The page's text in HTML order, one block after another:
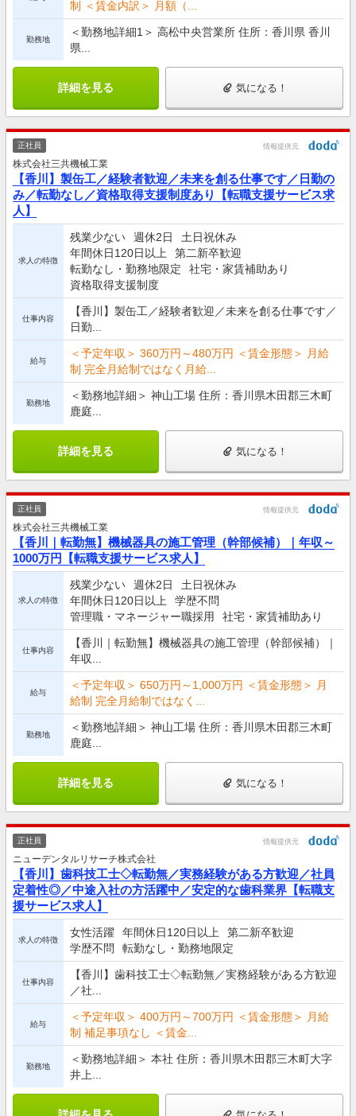
制 ＜賃金内訳＞ 月額（...
勤務地
＜勤務地詳細1＞ 高松中央営業所 住所：香川県 香川
県...
詳細を見る 気になる！
正社員 情報提供元
株式会社三共機械工業
【香川】製缶工／経験者歓迎／未来を創る仕事です／日勤の
み／転勤なし／資格取得支援制度あり【転職支援サービス求
人】
求人の特徴
残業少ない 週休2日
土日祝休み
年間休日120日以上
第二新卒歓迎
転勤なし・勤務地限定
社宅・家賃補助あり
資格取得支援制度
仕事内容
【香川】製缶工／経験者歓迎／未来を創る仕事です／
日勤...
給与
＜予定年収＞ 360万円～480万円 ＜賃金形態＞ 月給
制 完全月給制ではなく月給...
勤務地
＜勤務地詳細＞ 神山工場 住所：香川県木田郡三木町
鹿庭...
詳細を見る 気になる！
正社員 情報提供元
株式会社三共機械工業
【香川｜転勤無】機械器具の施工管理（幹部候補）｜年収～
1000万円【転職支援サービス求人】
求人の特徴
残業少ない 週休2日
土日祝休み
年間休日120日以上
学歴不問
管理職・マネージャー職採用
社宅・家賃補助あり
仕事内容
【香川｜転勤無】機械器具の施工管理（幹部候補）｜
年収...
給与
＜予定年収＞ 650万円～1,000万円 ＜賃金形態＞ 月
給制 完全月給制ではなく...
勤務地
＜勤務地詳細＞ 神山工場 住所：香川県木田郡三木町
鹿庭...
詳細を見る 気になる！
正社員 情報提供元
ニューデンタルリサーチ株式会社
【香川】歯科技工士◇転勤無／実務経験がある方歓迎／社員
定着性◎／中途入社の方活躍中／安定的な歯科業界【転職支
援サービス求人】
求人の特徴
女性活躍 年間休日120日以上
第二新卒歓迎
学歴不問
転勤なし・勤務地限定
仕事内容
【香川】歯科技工士◇転勤無／実務経験がある方歓迎
／社...
給与
＜予定年収＞ 400万円～700万円 ＜賃金形態＞ 月給
制 補足事項なし ＜賃金...
勤務地
＜勤務地詳細＞ 本社 住所：香川県木田郡三木町大字
井上...